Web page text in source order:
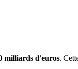
milliards d'euros.